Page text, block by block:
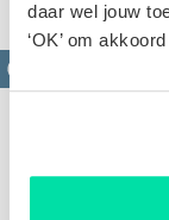
daar wel jouw
‘OK’ om